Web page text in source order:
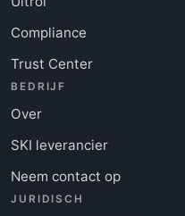
Compliance
Trust Center
BEDRIJF
Over
SKI leverancier
Neem contact op
JURIDISCH